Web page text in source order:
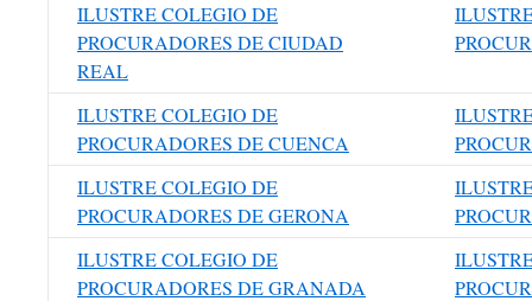
ILUSTRE COLEGIO DE
PROCURADORES DE CIUDAD
REAL
ILUSTRE COLEGIO DE
PROCURADORES DE CUENCA
ILUSTRE COLEGIO DE
PROCURADORES DE GERONA
ILUSTRE COLEGIO DE
PROCURADORES DE GRANADA